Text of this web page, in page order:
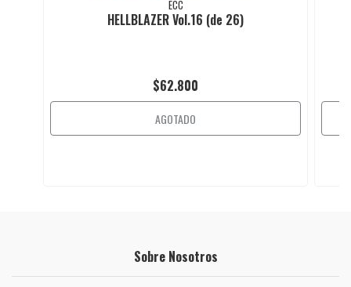
ECC
HELLBLAZER Vol.16 (de 26)
$62.800
AGOTADO
Sobre Nosotros